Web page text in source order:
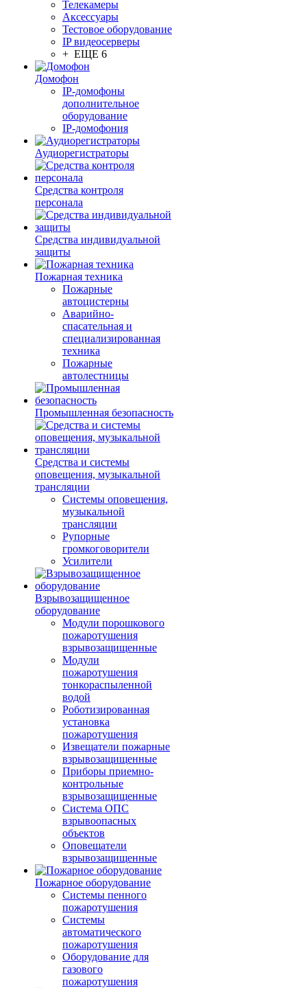
Телекамеры
Аксессуары
Тестовое оборудование
IP видеосерверы
+ ЕЩЕ 6
Домофон
IP-домофоны
дополнительное
оборудование
IP-домофония
Аудиорегистраторы
Средства контроля
персонала
Средства индивидуальной
защиты
Пожарная техника
Пожарные
автоцистерны
Аварийно-
спасательная и
специализированная
техника
Пожарные
автолестницы
Промышленная безопасность
Средства и системы
оповещения, музыкальной
трансляции
Системы оповещения,
музыкальной
трансляции
Рупорные
громкоговорители
Усилители
Взрывозащищенное
оборудование
Модули порошкового
пожаротушения
взрывозащищенные
Модули
пожаротушения
тонкораспыленной
водой
Роботизированная
установка
пожаротушения
Извещатели пожарные
взрывозащищенные
Приборы приемно-
контрольные
взрывозащищенные
Система ОПС
взрывоопасных
объектов
Оповещатели
взрывозащищенные
Пожарное оборудование
Системы пенного
пожаротушения
Системы
автоматического
пожаротушения
Оборудование для
газового
пожаротушения